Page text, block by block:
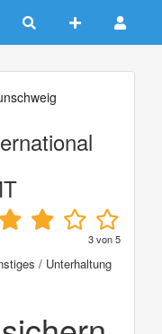
3von5
/ Unterhaltung